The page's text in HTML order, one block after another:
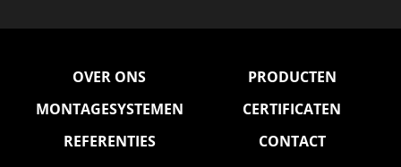
OVER ONS
PRODUCTEN
MONTAGESYSTEMEN
CERTIFICATEN
REFERENTIES
CONTACT